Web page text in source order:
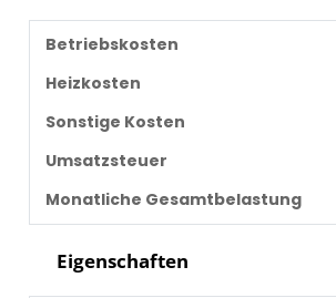
Betriebskosten
Heizkosten
Sonstige Kosten
Umsatzsteuer
Monatliche Gesamtbelastung
Eigenschaften